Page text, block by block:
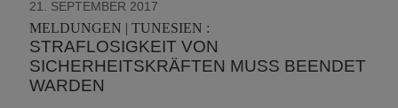
21. SEPTEMBER 2017
MELDUNGEN | TUNESIEN :
STRAFLOSIGKEIT VON
SICHERHEITSKRÄFTEN MUSS BEENDET
WARDEN